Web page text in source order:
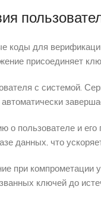
коды для
присоединяет
с системой.
о пользователе и
данных, что
при компрометации
ключей до